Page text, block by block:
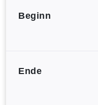
Beginn
Ende